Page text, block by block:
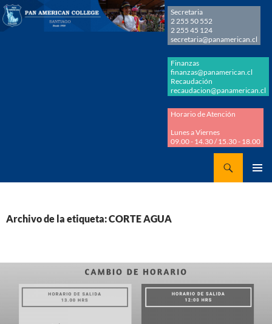
Secretaria
2 255 50 552
2 255 45 124
secretaria@panamerican.cl
Finanzas
finanzas@panamerican.cl
Recaudación
recaudacion@panamerican.cl
Horario de Atención
Lunes a Viernes
09.00 - 14.30 / 15.30 - 18.00
Archivo de la etiqueta: CORTE AGUA